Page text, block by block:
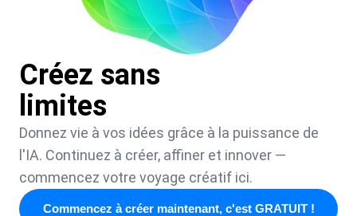
Créez sans
limites
Donnez vie à vos idées grâce à la puissance de
l'IA. Continuez à créer, affiner et innover —
commencez votre voyage créatif ici.
Commencez à créer maintenant, c'est GRATUIT !